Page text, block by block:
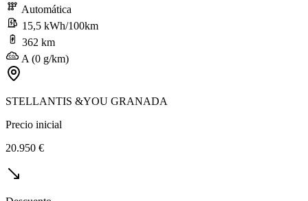
Automática
15,5 kWh/100km
362 km
A (0 g/km)
STELLANTIS &YOU GRANADA
Precio inicial
20.950 €